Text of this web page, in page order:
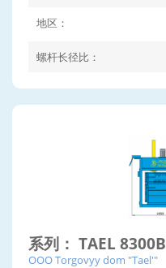
地区：
螺杆长径比：
系列： TAEL 8300B
OOO Torgovyy dom "Tael'"